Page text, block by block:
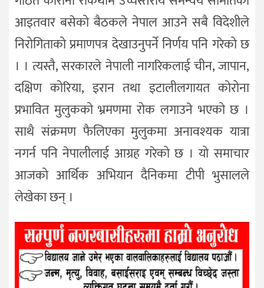
आइतवार बसेको बैठकले नेपाल आउने सबै विदेशीले
निरोगिताको प्रमाणपत्र देखाउनुपर्ने निर्णय पनि गरेको छ
। । त्यस्तै, सरकारले नेपाली नागरिकलाई चीन, जापान,
दक्षिण कोरिया, इरान तथा इटालीलगायत कोरोना
प्रभावित मुलुकको भ्रमणमा रोक लगाउने भएको छ ।
साथै संक्रमण फैलिएका मुलुकमा अनावश्यक यात्रा
नगर्न पनि नेपालीलाई आग्रह गरेको छ । यो समाचार
आजको आर्थिक अभियान दैनिकमा टीपी भुसालले
लेखेका छन् ।